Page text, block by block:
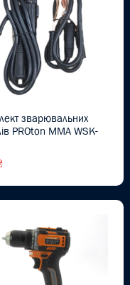
зварювальних
PROton MMA WSK-